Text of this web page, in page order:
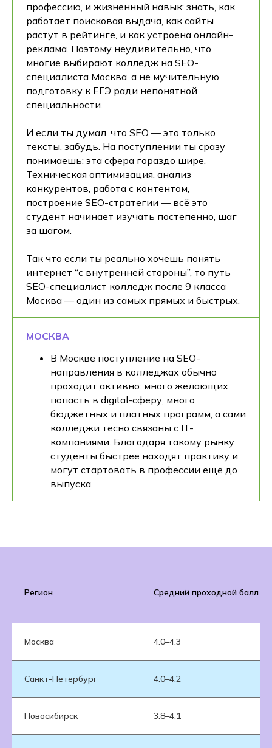
профессию, и жизненный навык: знать, как
работает поисковая выдача, как сайты
растут в рейтинге, и как устроена онлайн-
реклама. Поэтому неудивительно, что
многие выбирают колледж на SEO-
специалиста Москва, а не мучительную
подготовку к ЕГЭ ради непонятной
специальности.
И если ты думал, что SEO — это только
тексты, забудь. На поступлении ты сразу
понимаешь: эта сфера гораздо шире.
Техническая оптимизация, анализ
конкурентов, работа с контентом,
построение SEO-стратегии — всё это
студент начинает изучать постепенно, шаг
за шагом.
Так что если ты реально хочешь понять
интернет “с внутренней стороны”, то путь
SEO-специалист колледж после 9 класса
Москва — один из самых прямых и быстрых.
МОСКВА
В Москве поступление на SEO-
направления в колледжах обычно
проходит активно: много желающих
попасть в digital-сферу, много
бюджетных и платных программ, а сами
колледжи тесно связаны с IT-
компаниями. Благодаря такому рынку
студенты быстрее находят практику и
могут стартовать в профессии ещё до
выпуска.
Регион Средний проходной балл
Москва 4.0–4.3
Санкт-Петербург 4.0–4.2
Новосибирск 3.8–4.1